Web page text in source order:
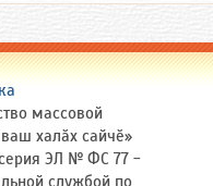
массовой
халӑх сайчӗ»
серия ЭЛ № ФС 77 -
службой по